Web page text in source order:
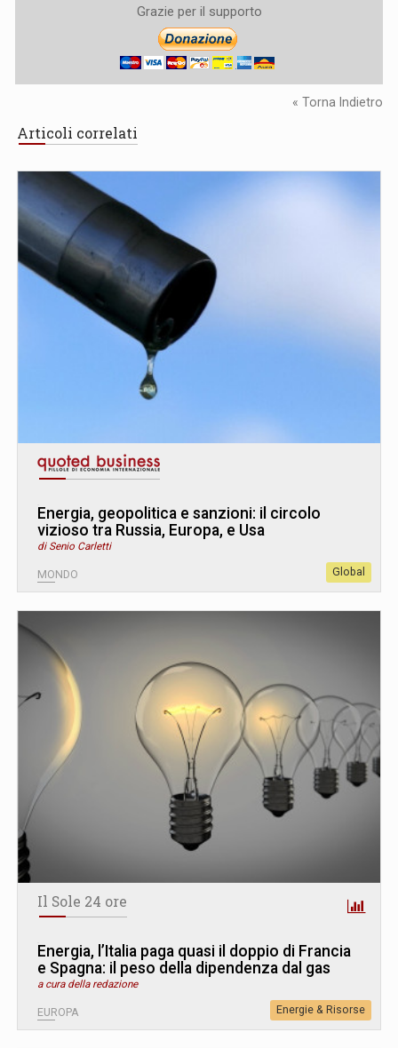
Grazie per il supporto
« Torna Indietro
Articoli correlati
Energia, geopolitica e sanzioni: il circolo
vizioso tra Russia, Europa, e Usa
di Senio Carletti
MONDO Global
Il Sole 24 ore
Energia, l’Italia paga quasi il doppio di Francia
e Spagna: il peso della dipendenza dal gas
a cura della redazione
EUROPA Energie & Risorse